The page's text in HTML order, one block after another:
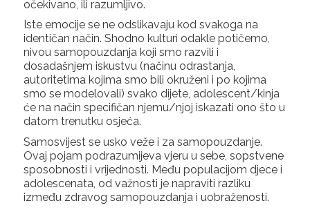
očekivano, ili razumljivo.
Iste emocije se ne odslikavaju kod svakoga na
identičan način. Shodno kulturi odakle potičemo,
nivou samopouzdanja koji smo razvili i
dosadašnjem iskustvu (načinu odrastanja,
autoritetima kojima smo bili okruženi i po kojima
smo se modelovali) svako dijete, adolescent/kinja
će na način specifičan njemu/njoj iskazati ono što u
datom trenutku osjeća.
Samosvijest se usko veže i za samopouzdanje.
Ovaj pojam podrazumijeva vjeru u sebe, sopstvene
sposobnosti i vrijednosti. Među populacijom djece i
adolescenata, od važnosti je napraviti razliku
između zdravog samopouzdanja i uobraženosti.